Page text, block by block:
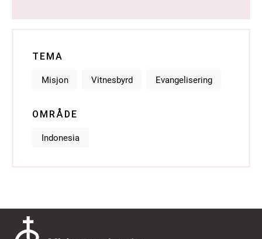
TEMA
Misjon Vitnesbyrd Evangelisering
OMRÅDE
Indonesia